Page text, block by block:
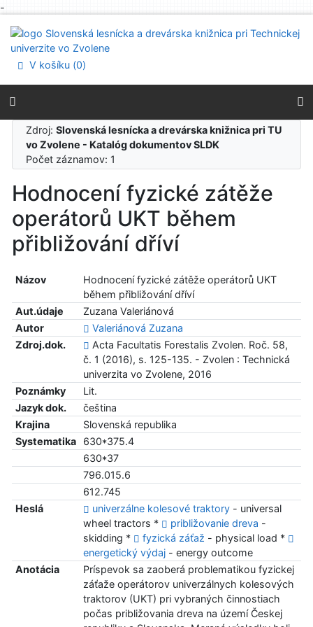
-
Prejsť na menu
Prehlásenie o webovej prístupnosti
V košíku (0)
Zdroj:Slovenská lesnícka a drevárska knižnica pri TU
vo Zvolene - Katalóg dokumentov SLDK
Počet záznamov: 1
Hodnocení fyzické zátěže
operátorů UKT během
přibližování dříví
Názov
Hodnocení fyzické zátěže operátorů UKT
během přibližování dříví
Aut.údaje
Zuzana Valeriánová
Autor
Valeriánová Zuzana
Zdroj.dok.
Acta Facultatis Forestalis Zvolen. Roč. 58,
č. 1 (2016), s. 125-135. - Zvolen : Technická
univerzita vo Zvolene, 2016
Poznámky
Lit.
Jazyk dok.
čeština
Krajina
Slovenská republika
Systematika
630*375.4
630*37
796.015.6
612.745
Heslá
univerzálne kolesové traktory- universal
wheel tractors *
približovanie dreva -
skidding *
fyzická záťaž - physical load *
energetický výdaj- energy outcome
Anotácia
Príspevok sa zaoberá problematikou fyzickej
záťaže operátorov univerzálnych kolesových
traktorov (UKT) pri vybraných činnostiach
počas približovania dreva na území Českej